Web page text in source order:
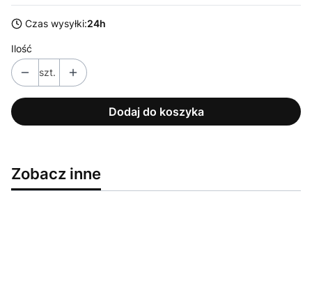
Czas wysyłki:24h
Ilość
szt.
Dodaj do koszyka
Zobacz inne